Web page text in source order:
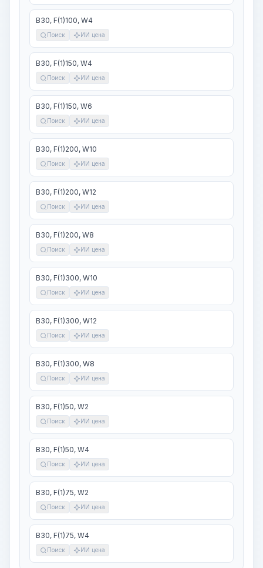
В30, F(1)100, W4
Поиск ИИ цена
В30, F(1)150, W4
Поиск ИИ цена
В30, F(1)150, W6
Поиск ИИ цена
В30, F(1)200, W10
Поиск ИИ цена
В30, F(1)200, W12
Поиск ИИ цена
В30, F(1)200, W8
Поиск ИИ цена
В30, F(1)300, W10
Поиск ИИ цена
В30, F(1)300, W12
Поиск ИИ цена
В30, F(1)300, W8
Поиск ИИ цена
В30, F(1)50, W2
Поиск ИИ цена
В30, F(1)50, W4
Поиск ИИ цена
В30, F(1)75, W2
Поиск ИИ цена
В30, F(1)75, W4
Поиск ИИ цена